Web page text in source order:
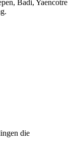
Badi, Yaencotre
die